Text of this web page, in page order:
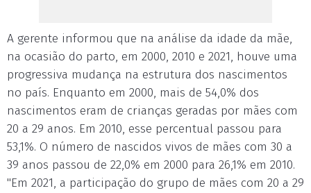
A gerente informou que na análise da idade da mãe,
na ocasião do parto, em 2000, 2010 e 2021, houve uma
progressiva mudança na estrutura dos nascimentos
no país. Enquanto em 2000, mais de 54,0% dos
nascimentos eram de crianças geradas por mães com
20 a 29 anos. Em 2010, esse percentual passou para
53,1%. O número de nascidos vivos de mães com 30 a
39 anos passou de 22,0% em 2000 para 26,1% em 2010.
"Em 2021, a participação do grupo de mães com 20 a 29